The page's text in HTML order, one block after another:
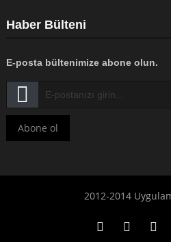
Haber Bülteni
E-posta bültenimize abone olun.
Abone ol
2012-2014